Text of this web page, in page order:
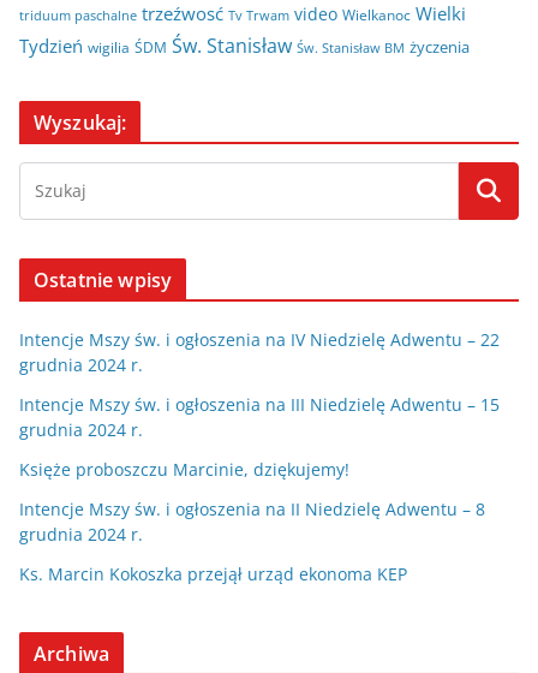
triduum paschalne trzeźwosć Tv Trwam video Wielkanoc Wielki
Tydzień wigilia ŚDM Św. Stanisław Św. Stanisław BM życzenia
Wyszukaj:
Ostatnie wpisy
Intencje Mszy św. i ogłoszenia na IV Niedzielę Adwentu – 22
grudnia 2024 r.
Intencje Mszy św. i ogłoszenia na III Niedzielę Adwentu – 15
grudnia 2024 r.
Księże proboszczu Marcinie, dziękujemy!
Intencje Mszy św. i ogłoszenia na II Niedzielę Adwentu – 8
grudnia 2024 r.
Ks. Marcin Kokoszka przejął urząd ekonoma KEP
Archiwa